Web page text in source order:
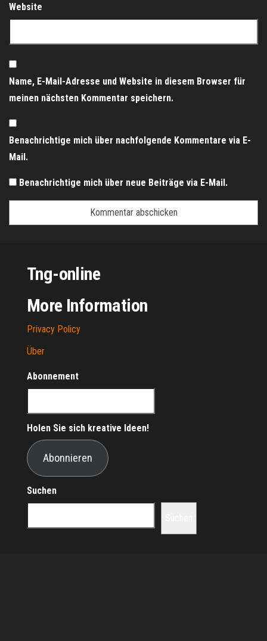
Website
Name, E-Mail-Adresse und Website in diesem Browser für
meinen nächsten Kommentar speichern.
Benachrichtige mich über nachfolgende Kommentare via E-
Mail.
Benachrichtige mich über neue Beiträge via E-Mail.
Tng-online
More Information
Privacy Policy
Über
Abonnement
Holen Sie sich kreative Ideen!
Abonnieren
Suchen